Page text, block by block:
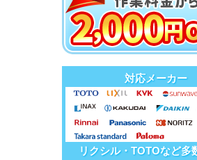
対応メーカー
リクシル・TOTOなど多